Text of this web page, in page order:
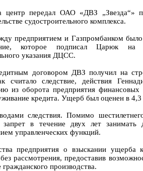
центр передал ОАО «ДВЗ „Звезда“»
судостроительного комплекса.
предприятием и Газпромбанком было
которое подписал Царюк на
указания ДЦСС.
договором ДВЗ получил на
следствие, действия
из оборота предприятия финансовых
кредита. Ущерб был оценен в
следствия. Помимо
в течение двух лет занимать
управленческих функций.
предприятия о взыскании ущерба
рассмотрения, предоставив
производства.